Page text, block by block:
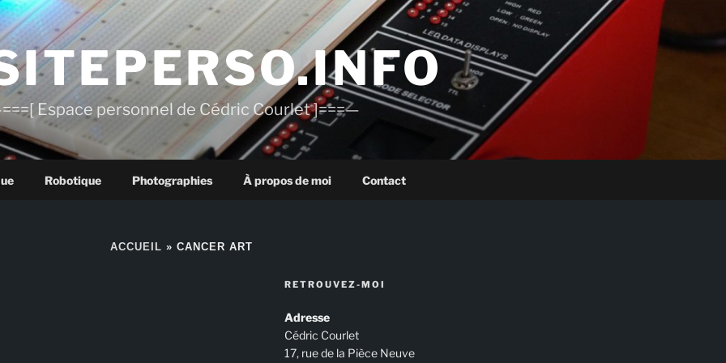
Espace personnel de Cédric Courlet ]===—
Robotique Photographies À propos de moi Contact
ACCUEIL » CANCER ART
RETROUVEZ-MOI
Adresse
Cédric Courlet
17, rue de la Pièce Neuve